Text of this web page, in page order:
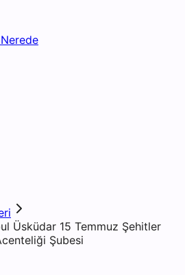
Üsküdar 15 Temmuz Şehitler
Şubesi